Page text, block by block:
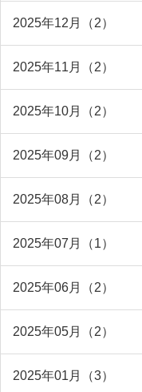
2025年12月（2）
2025年11月（2）
2025年10月（2）
2025年09月（2）
2025年08月（2）
2025年07月（1）
2025年06月（2）
2025年05月（2）
2025年01月（3）